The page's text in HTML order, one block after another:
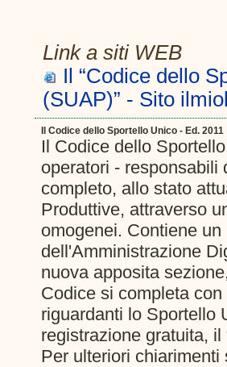
Link a siti WEB
Il “Codice dello
(SUAP)” - Sito
Il Codice dello Sportello Unico - Ed. 2011
Il Codice dello
operatori - responsabili
completo, allo stato
Produttive, attraverso
omogenei. Contiene
dell'Amministrazione
nuova apposita
Codice si completa
riguardanti lo Sportello
registrazione gratuita,
Per ulteriori